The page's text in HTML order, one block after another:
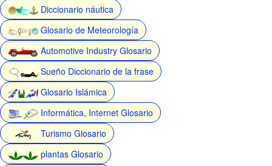
Diccionario náutica
Glosario de Meteorología
Automotive Industry Glosario
Sueño Diccionario de la frase
Glosario Islámica
Informática, Internet Glosario
Turismo Glosario
plantas Glosario